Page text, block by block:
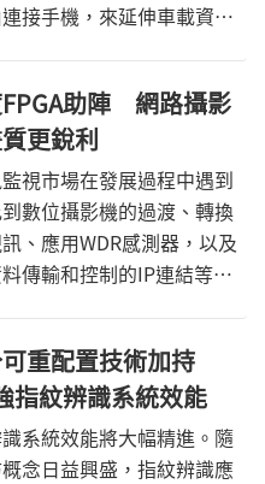
接手機，來延伸車載資通
進入汽車市場，進而與車
技術正面交鋒。
助陣 網路攝影
更銳利
視市場在發展過程中遇到
數位攝影機的過渡、轉換
、應用WDR感測器，以及
傳輸和控制的IP連結等技
重配置技術加持
指紋辨識系統效能
系統效能將大幅精進。隨
念日益興盛，指紋辨識應